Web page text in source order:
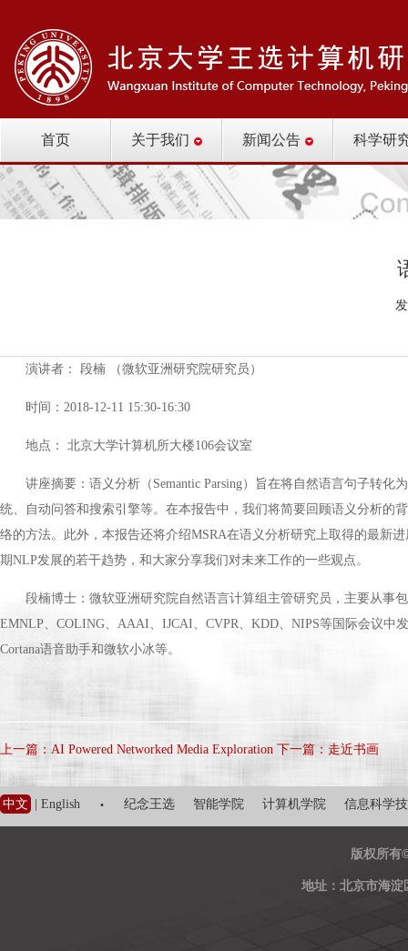
首页 关于我们 新闻公告 科学研
演讲者： 段楠 （微软亚洲研究院研究员）
时间：2018-12-11 15:30-16:30
地点： 北京大学计算机所大楼106会议室
讲座摘要：语义分析（Semantic Parsing）旨在将自然语言句子转
统、自动问答和搜索引擎等。在本报告中，我们将简要回顾语义分析的
络的方法。此外，本报告还将介绍MSRA在语义分析研究上取得的最新
期NLP发展的若干趋势，和大家分享我们对未来工作的一些观点。
段楠博士：微软亚洲研究院自然语言计算组主管研究员，主要从事
EMNLP、COLING、AAAI、IJCAI、CVPR、KDD、NIPS等国际会议
Cortana语音助手和微软小冰等。
上一篇：AI Powered Networked Media Exploration 下一篇：走近书画
中文 English · 纪念王选 智能学院 计算机学院 信息科学
版权所有
地址：北京市海